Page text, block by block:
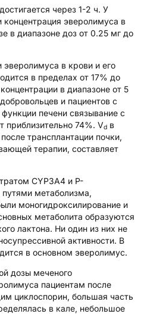
достигается через 1-2 ч. У
концентрация эверолимуса в
в диапазоне доз от 0.25 мг до
в крови и его
в пределах от 17% до
в диапазоне от 5
и пациентов с
печени связывание с
приблизительно 74%. Vd в
трансплантации почки,
терапии, составляет
CYP3A4 и Р-
метаболизма,
моногидроксилирование и
метаболита образуются
лактона. Ни один из них не
активности. В
в основном эверолимус.
дозы меченого
пациентам после
циклоспорин, большая часть
в кале, небольшое